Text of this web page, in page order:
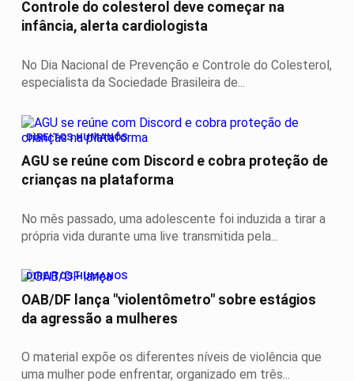
Controle do colesterol deve começar na
infância, alerta cardiologista
No Dia Nacional de Prevenção e Controle do Colesterol,
especialista da Sociedade Brasileira de...
DIREITOS HUMANOS
AGU se reúne com Discord e cobra proteção de
crianças na plataforma
No mês passado, uma adolescente foi induzida a tirar a
própria vida durante uma live transmitida pela...
DIREITOS HUMANOS
OAB/DF lança "violentômetro" sobre estágios
da agressão a mulheres
O material expõe os diferentes níveis de violência que
uma mulher pode enfrentar, organizado em três...